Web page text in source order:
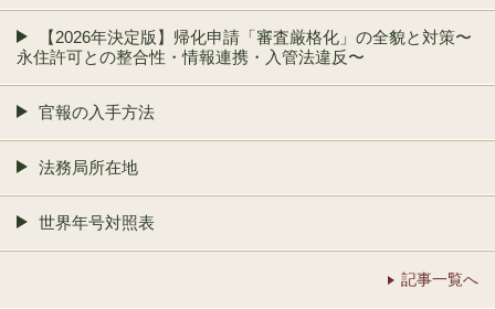
【2026年決定版】帰化申請「審査厳格化」の全貌と対策〜
永住許可との整合性・情報連携・入管法違反〜
官報の入手方法
法務局所在地
世界年号対照表
記事一覧へ